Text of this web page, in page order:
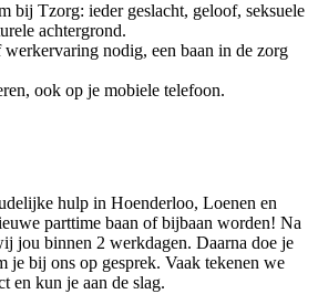
bij Tzorg: ieder geslacht, geloof, seksuele
achtergrond.
nodig, een baan in de zorg
ook op je mobiele telefoon.
hulp in Hoenderloo, Loenen en
parttime baan of bijbaan worden! Na
jou binnen 2 werkdagen. Daarna doe je
je bij ons op gesprek. Vaak tekenen we
en kun je aan de slag.